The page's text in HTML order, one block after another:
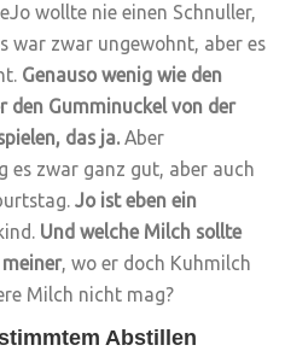
wollte nie einen Schnuller,
war zwar ungewohnt, aber es
Genauso wenig wie den
den Gumminuckel von der
das ja. Aber
es zwar ganz gut, aber auch
Jo ist eben ein
Und welche Milch sollte
, wo er doch Kuhmilch
Milch nicht mag?
Abstillen